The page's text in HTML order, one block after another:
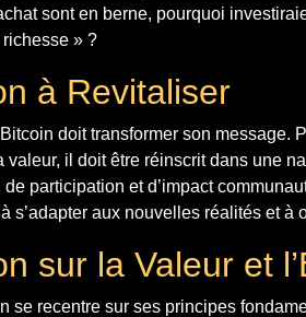
sont en berne, pourquoi
» ?
à Revitaliser
doit transformer son message.
valeur, il doit être réinscrit dans une
participation et d’impact
s’adapter aux nouvelles réalités et à
sur la Valeur et
se recentre sur ses principes